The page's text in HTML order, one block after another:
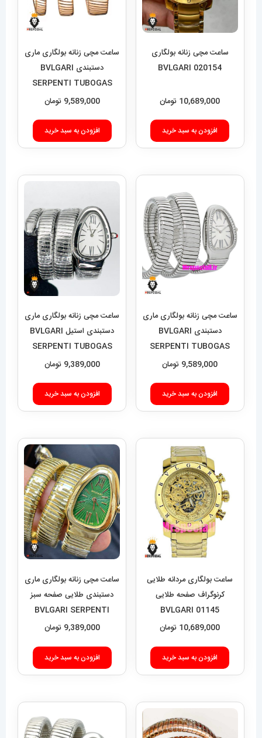
ساعت مچی زنانه بولگاری
BVLGARI 020154
10,689,000 تومان
افزودن به سبد خرید
ساعت مچی زنانه بولگاری ماری
دستبندی BVLGARI
SERPENTI TUBOGAS
01755
9,589,000 تومان
افزودن به سبد خرید
ساعت مچی زنانه بولگاری ماری
دستبندی BVLGARI
SERPENTI TUBOGAS
01754
9,589,000 تومان
افزودن به سبد خرید
ساعت مچی زنانه بولگاری ماری
دستبندی استیل BVLGARI
SERPENTI TUBOGAS
01646
9,389,000 تومان
افزودن به سبد خرید
ساعت بولگاری مردانه طلایی
کرنوگراف صفحه طلایی
BVLGARI 01145
10,689,000 تومان
افزودن به سبد خرید
ساعت مچی زنانه بولگاری ماری
دستبندی طلایی صفحه سبز
BVLGARI SERPENTI
TUBOGAS 01134
9,389,000 تومان
افزودن به سبد خرید